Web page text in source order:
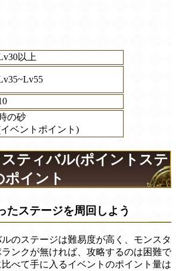
以上
の砂
ベントポイント)
ティバル(ポイントステ
ポイント
たステージを周回しよう
のステージは難易度が高く、モンスタ
ンクが無ければ、攻略するのは困難で
べて手に入るイベントのポイント量は